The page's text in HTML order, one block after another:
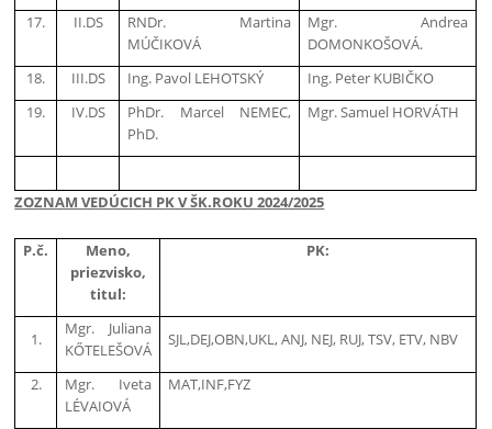
17.
II.DS
RNDr. Martina
MÚČIKOVÁ
Mgr. Andrea
DOMONKOŠOVÁ.
18.
III.DS Ing. Pavol LEHOTSKÝ
Ing. Peter KUBIČKO
19.
IV.DS
PhDr. Marcel NEMEC,
PhD.
Mgr. Samuel HORVÁTH
ZOZNAM VEDÚCICH PK V ŠK.ROKU 2024/2025
P.č.
Meno,
priezvisko,
titul:
PK:
1.
Mgr. Juliana
KŐTELEŠOVÁ
SJL,DEJ,OBN,UKL, ANJ, NEJ, RUJ, TSV, ETV, NBV
2.
Mgr. Iveta
LÉVAIOVÁ
MAT,INF,FYZ